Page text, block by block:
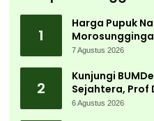
1
Harga Pupuk
Cari Solusi
7 Agustus 2026
2
Kunjungi
Sejahtera, Prof
Maliki: Kita
6 Agustus 2026